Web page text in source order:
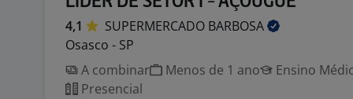
4,1 SUPERMERCADO BARBOSA
Osasco - SP
A combinar
Menos de 1 ano
Ensino
Presencial